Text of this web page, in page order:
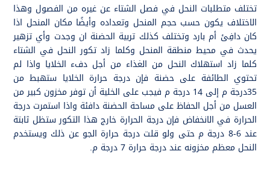
تختلف متطلبات النحل في فصل الشتاء عن غيره من الفصول وهذا
الاختلاف يكون حسب حجم المنحل وتعداده وأيضًا مكان المنحل اذا
كان دافِئ أم بارد وتختلف كذلك تربية الحضنة ان وجدت وأي تزهير
يحدث في محيط منطقة المنحل وكلما زاد تكور النحل في الشتاء
كلما زاد استهلاك النحل من الغذاء من أجل دفء الخلايا واذا لم
تحتوي الطائفة على حضنة فإن درجة حرارة الخلايا ستهبط من
35درجة م إلى 14 درجة م فيجب على الخلية أن توفر مخزون كبير من
العسل من أجل الحفاظ على مساحة الحضنة دافئة واذا استمرت درجة
الحرارة في الانخفاض فإن درجة الحرارة خارج هذا التكور ستظل ثابتة
عند 6-8 درجة م حتى ولو قلت درجة حرارة الجو عن ذلك ويستخدم
النحل معظم مخزونه عند درجة حرارة 7 درجة م.